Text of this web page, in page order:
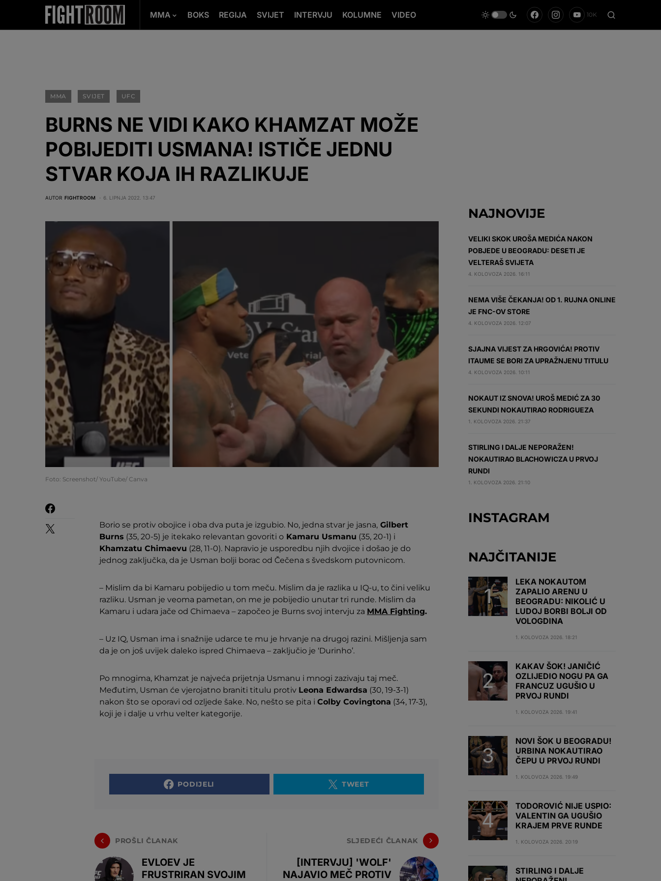
MMA BOKS REGIJA SVIJET INTERVJU KOLUMNE VIDEO 10K
MMA SVIJET UFC
BURNS NE VIDI KAKO KHAMZAT MOŽE
POBIJEDITI USMANA! ISTIČE JEDNU
STVAR KOJA IH RAZLIKUJE
AUTOR FIGHTROOM 6. LIPNJA 2022. 13:47
Foto: Screenshot/ YouTube/ Canva
Borio se protiv obojice i oba dva puta je izgubio. No, jedna stvar je jasna, Gilbert
Burns (35, 20-5) je itekako relevantan govoriti o Kamaru Usmanu (35, 20-1) i
Khamzatu Chimaevu (28, 11-0). Napravio je usporedbu njih dvojice i došao je do
jednog zaključka, da je Usman bolji borac od Čečena s švedskom putovnicom.
– Mislim da bi Kamaru pobijedio u tom meču. Mislim da je razlika u IQ-u, to čini veliku
razliku. Usman je veoma pametan, on me je pobijedio unutar tri runde. Mislim da
Kamaru i udara jače od Chimaeva – započeo je Burns svoj intervju za MMA Fighting.
– Uz IQ, Usman ima i snažnije udarce te mu je hrvanje na drugoj razini. Mišljenja sam
da je on još uvijek daleko ispred Chimaeva – zaključio je ‘Durinho’.
Po mnogima, Khamzat je najveća prijetnja Usmanu i mnogi zazivaju taj meč.
Međutim, Usman će vjerojatno braniti titulu protiv Leona Edwardsa (30, 19-3-1)
nakon što se oporavi od ozljede šake. No, nešto se pita i Colby Covingtona (34, 17-3),
koji je i dalje u vrhu velter kategorije.
PODIJELI TWEET
PROŠLI ČLANAK
EVLOEV JE
FRUSTRIRAN SVOJIM
SLJEDEĆI ČLANAK
[INTERVJU] 'WOLF'
NAJAVIO MEČ PROTIV
NAJNOVIJE
VELIKI SKOK UROŠA MEDIĆA NAKON
POBJEDE U BEOGRADU: DESETI JE
VELTERAŠ SVIJETA
4. KOLOVOZA 2026. 16:11
NEMA VIŠE ČEKANJA! OD 1. RUJNA ONLINE
JE FNC-OV STORE
4. KOLOVOZA 2026. 12:07
SJAJNA VIJEST ZA HRGOVIĆA! PROTIV
ITAUME SE BORI ZA UPRAŽNJENU TITULU
4. KOLOVOZA 2026. 10:11
NOKAUT IZ SNOVA! UROŠ MEDIĆ ZA 30
SEKUNDI NOKAUTIRAO RODRIGUEZA
1. KOLOVOZA 2026. 21:37
STIRLING I DALJE NEPORAŽEN!
NOKAUTIRAO BLACHOWICZA U PRVOJ
RUNDI
1. KOLOVOZA 2026. 21:10
INSTAGRAM
NAJČITANIJE
LEKA NOKAUTOM
ZAPALIO ARENU U
BEOGRADU: NIKOLIĆ U
LUDOJ BORBI BOLJI OD
VOLOGDINA
1. KOLOVOZA 2026. 18:21
KAKAV ŠOK! JANIČIĆ
OZLIJEDIO NOGU PA GA
FRANCUZ UGUŠIO U
PRVOJ RUNDI
1. KOLOVOZA 2026. 19:41
NOVI ŠOK U BEOGRADU!
URBINA NOKAUTIRAO
ČEPU U PRVOJ RUNDI
1. KOLOVOZA 2026. 19:49
TODOROVIĆ NIJE USPIO:
VALENTIN GA UGUŠIO
KRAJEM PRVE RUNDE
1. KOLOVOZA 2026. 20:19
STIRLING I DALJE